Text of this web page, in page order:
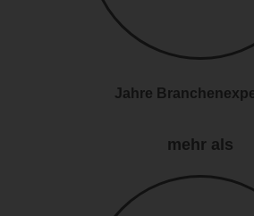
Jahre
mehr als